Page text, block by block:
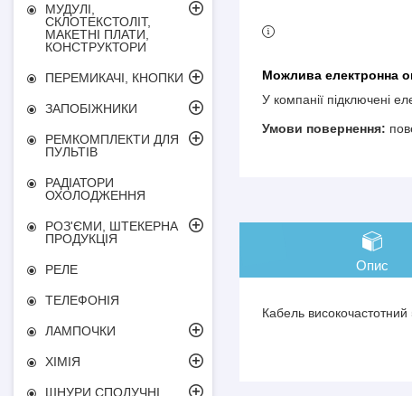
У компанії підключені
Опис
Кабель
МУДУЛІ,
СКЛОТЕКСТОЛІТ,
МАКЕТНІ ПЛАТИ,
КОНСТРУКТОРИ
ПЕРЕМИКАЧІ, КНОПКИ
ЗАПОБІЖНИКИ
РЕМКОМПЛЕКТИ ДЛЯ
ПУЛЬТІВ
РАДІАТОРИ
ОХОЛОДЖЕННЯ
РОЗ'ЄМИ, ШТЕКЕРНА
ПРОДУКЦІЯ
РЕЛЕ
ТЕЛЕФОНІЯ
ЛАМПОЧКИ
ХІМІЯ
ШНУРИ СПОЛУЧНІ